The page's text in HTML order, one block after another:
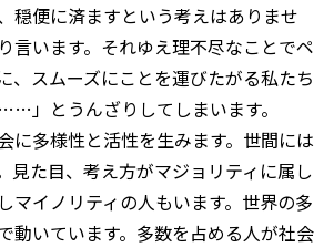
穏便に済ますという考えはありませ
言います。それゆえ理不尽なことでペ
、スムーズにことを運びたがる私たち
」とうんざりしてしまいます。
に多様性と活性を生みます。世間には
見た目、考え方がマジョリティに属し
マイノリティの人もいます。世界の多
動いています。多数を占める人が社会